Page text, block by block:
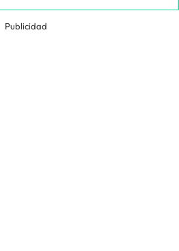
Publicidad